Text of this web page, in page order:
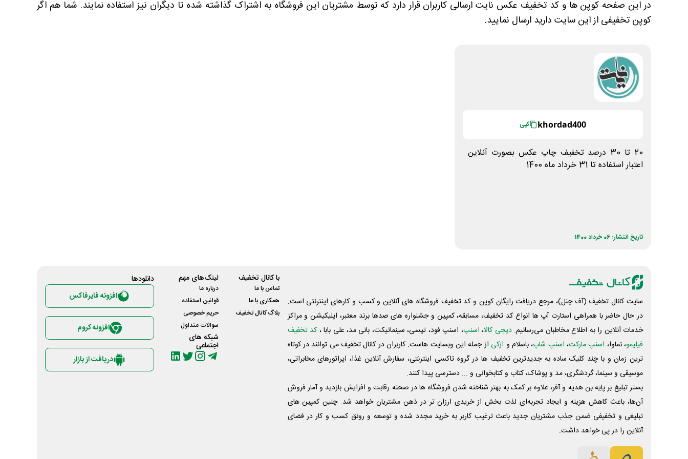
در این صفحه کوپن ها و کد تخفیف عکس نایت ارسالی کاربران قرار دارد که توسط مشتریان این فروشگاه به اشتراک گذاشته شده تا دیگران نیز استفاده نمایند. شما هم اگر
کوپن تخفیفی از این سایت دارید ارسال نمایید.
khordad400 کپی
20 تا 30 درصد تخفیف چاپ عکس بصورت آنلاین
اعتبار استفاده تا 31 خرداد ماه 1400
تاریخ انتشار: 06 خرداد 1400
سایت کانال تخفیف (آف چنل)، مرجع دریافت رایگان کوپن و کد تخفیف فروشگاه های آنلاین و کسب و‌ کارهای اینترنتی است.
در حال حاضر با همراهی استارت آپ ها انواع کد تخفیف، مسابقه، کمپین و جشنواره های صدها برند معتبر، اپلیکیشن و مراکز
خدمات آنلاین را به اطلاع مخاطبان می‌رسانیم. دیجی کالا، اسنپ، اسنپ فود، تپسی، سینماتیکت، بانی مد، علی‌ بابا ، کد تخفیف
فیلیمو، نماوا، اسنپ مارکت، اسنپ شاپ، باسلام و ازکی از جمله این وبسایت ‌هاست. کاربران در کانال تخفیف می توانند در کوتاه
ترین زمان و با چند کلیک ساده به جدیدترین تخفیف ها در گروه تاکسی اینترنتی، سفارش آنلاین غذا، اپراتورهای مخابراتی،
موسیقی و سینما، گردشگری، مد و پوشاک، کتاب و کتابخوانی و ... دسترسی پیدا کنند.
بستر تبلیغ بر پایه بن هدیه و آفر، علاوه بر کمک به بهتر شناخته شدن فروشگاه ها در صحنه رقابت و افزایش بازدید و آمار فروش
آن‌ها، باعث کاهش هزینه و ایجاد تجربه‌ای لذت بخش از خریدی ارزان تر در ذهن مشتریان خواهد شد. چنین کمپین های
تبلیغی و تخفیفی ضمن جذب مشتریان جدید باعث ترغیب کاربر به خرید مجدد شده و توسعه و رونق کسب و کار در فضای
آنلاین را در پی خواهد داشت.
با کانال تخفیف
تماس با ما
همکاری با ما
بلاگ کانال تخفیف
لینک‌های مهم
درباره ما
قوانین استفاده
حریم خصوصی
سوالات متداول
شبکه های
اجتماعی
دانلود‌ها
افزونه فایرفاکس
افزونه کروم
دریافت از بازار